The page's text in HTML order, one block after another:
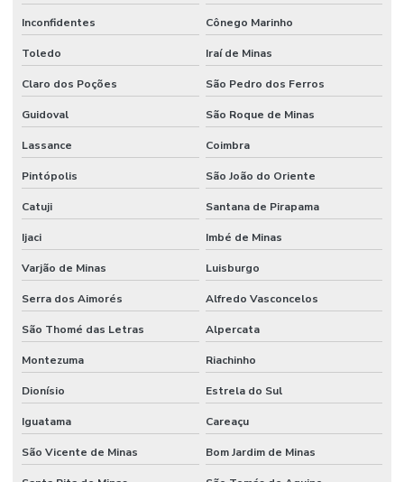
Inconfidentes Cônego Marinho
Toledo Iraí de Minas
Claro dos Poções São Pedro dos Ferros
Guidoval São Roque de Minas
Lassance Coimbra
Pintópolis São João do Oriente
Catuji Santana de Pirapama
Ijaci Imbé de Minas
Varjão de Minas Luisburgo
Serra dos Aimorés Alfredo Vasconcelos
São Thomé das Letras Alpercata
Montezuma Riachinho
Dionísio Estrela do Sul
Iguatama Careaçu
São Vicente de Minas Bom Jardim de Minas